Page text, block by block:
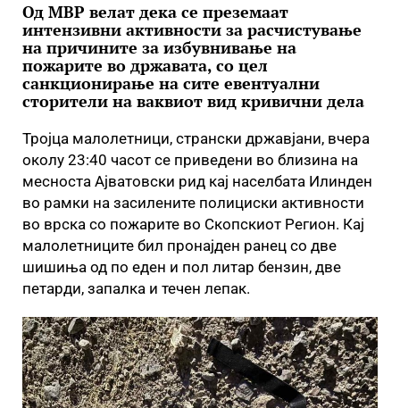
Од МВР велат дека се преземаат
интензивни активности за расчистување
на причините за избувнивање на
пожарите во државата, со цел
санкционирање на сите евентуални
сторители на ваквиот вид кривични дела
Тројца малолетници, странски државјани, вчера
околу 23:40 часот се приведени во близина на
месноста Ајватовски рид кај населбата Илинден
во рамки на засилените полициски активности
во врска со пожарите во Скопскиот Регион. Кај
малолетниците бил пронајден ранец со две
шишиња од по еден и пол литар бензин, две
петарди, запалка и течен лепак.